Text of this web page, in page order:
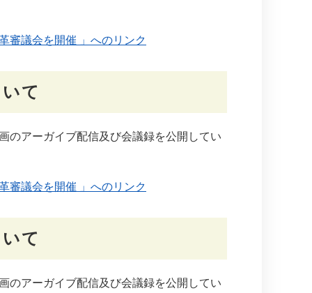
審議会を開催 」へのリンク
て
アーガイブ配信及び会議録を公開してい
審議会を開催 」へのリンク
て
アーガイブ配信及び会議録を公開してい